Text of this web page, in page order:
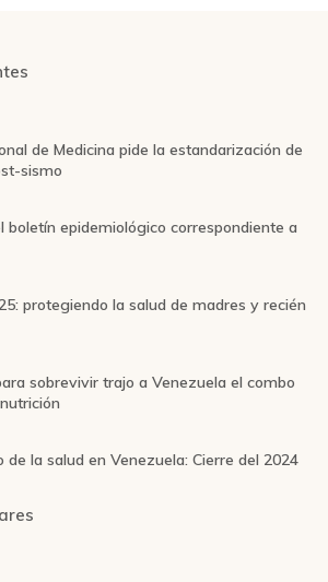
de Medicina pide la estandarización de
sismo
boletín epidemiológico correspondiente a
protegiendo la salud de madres y recién
sobrevivir trajo a Venezuela el combo
la salud en Venezuela: Cierre del 2024